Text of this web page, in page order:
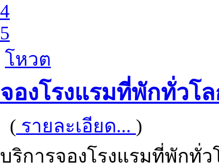
4
5
โหวต
จองโรงแรมที่พักทั่วโ
( รายละเอียด... )
บริการจองโรงแรมที่พักทั่